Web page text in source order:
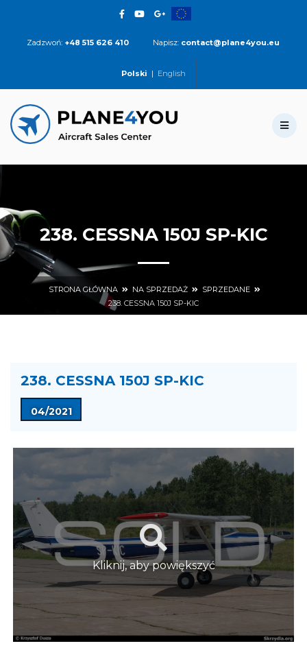
Zadzwoń: +48 515 626 410 Napisz: contact@plane4you.eu
Polski | English
238. CESSNA 150J SP-KIC
STRONA GŁÓWNA NA SPRZEDAŻ
SPRZEDANE
238. CESSNA 150J SP-KIC
238. CESSNA 150J SP-KIC
04/2021
Kliknij, aby powiększyć